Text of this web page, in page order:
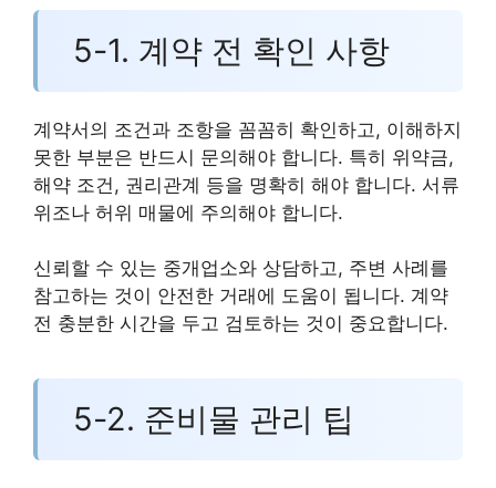
5-1. 계약 전 확인 사항
계약서의 조건과 조항을 꼼꼼히 확인하고, 이해하지
못한 부분은 반드시 문의해야 합니다. 특히 위약금,
해약 조건, 권리관계 등을 명확히 해야 합니다. 서류
위조나 허위 매물에 주의해야 합니다.
신뢰할 수 있는 중개업소와 상담하고, 주변 사례를
참고하는 것이 안전한 거래에 도움이 됩니다. 계약
전 충분한 시간을 두고 검토하는 것이 중요합니다.
5-2. 준비물 관리 팁